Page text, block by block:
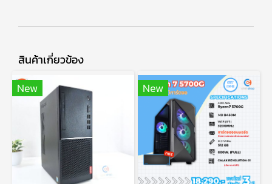
สินค้าเกี่ยวข้อง
New
New